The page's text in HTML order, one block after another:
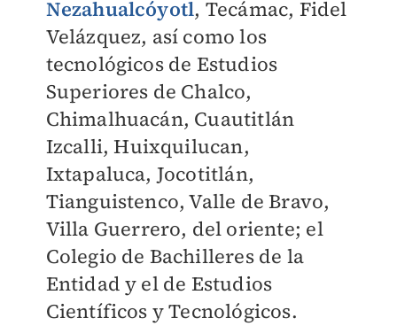
Nezahualcóyotl, Tecámac, Fidel
Velázquez, así como los
tecnológicos de Estudios
Superiores de Chalco,
Chimalhuacán, Cuautitlán
Izcalli, Huixquilucan,
Ixtapaluca, Jocotitlán,
Tianguistenco, Valle de Bravo,
Villa Guerrero, del oriente; el
Colegio de Bachilleres de la
Entidad y el de Estudios
Científicos y Tecnológicos.